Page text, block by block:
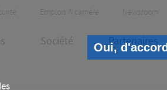
Oui, d'accord
Emplois & carrière Newsroom
Société Partenaires